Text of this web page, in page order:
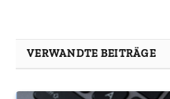
VERWANDTE BEITRÄGE